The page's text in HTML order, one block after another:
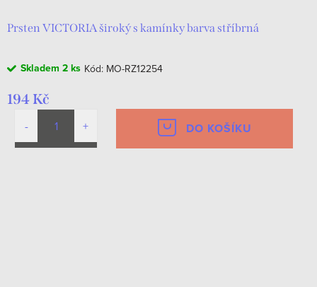
Prsten VICTORIA široký s kamínky barva stříbrná
Skladem 2 ks Kód: MO-RZ12254
194 Kč
DO KOŠÍKU